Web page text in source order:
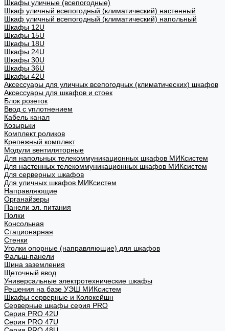
Шкафы уличные (всепогодные)
Шкаф уличный всепогодный (климатический) настенный
Шкаф уличный всепогодный (климатический) напольный
Шкафы 12U
Шкафы 15U
Шкафы 18U
Шкафы 24U
Шкафы 30U
Шкафы 36U
Шкафы 42U
Аксессуары для уличных всепогодных (климатических) шкафов
Аксессуары для шкафов и стоек
Блок розеток
Ввод с уплотнением
Кабель канал
Козырьки
Комплект роликов
Крепежный комплект
Модули вентиляторные
Для напольных телекоммуникационных шкафов МИКсистем
Для настенных телекоммуникационных шкафов МИКсистем
Для серверных шкафов
Для уличных шкафов МИКсистем
Направляющие
Органайзеры
Панели эл. питания
Полки
Консольная
Стационарная
Стенки
Уголки опорные (направляющие) для шкафов
Фальш-панели
Шина заземления
Щеточный ввод
Универсальные электротехнические шкафы
Решения на базе УЭШ МИКсистем
Шкафы серверные и Колокейшн
Серверные шкафы серия PRO
Серия PRO 42U
Серия PRO 47U